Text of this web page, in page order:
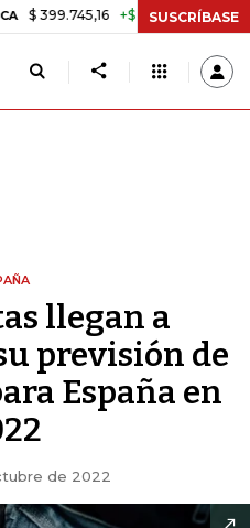
+$ 2.295,71 +0,58%
SUSCRÍBASE
llegan a
previsión de
España en
de 2022